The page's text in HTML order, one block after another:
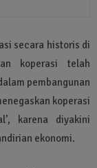
secara historis di
koperasi telah
pembangunan
koperasi
karena diyakini
ekonomi.